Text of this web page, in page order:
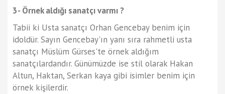
3- Örnek aldığı sanatçı varmı ?
Tabii ki Usta sanatçı Orhan Gencebay benim için
idoldür. Sayın Gencebay'ın yanı sıra rahmetli usta
sanatçı Müslüm Gürses'te örnek aldığım
sanatçılardandır. Günümüzde ise stil olarak Hakan
Altun, Haktan, Serkan kaya gibi isimler benim için
örnek kişilerdir.